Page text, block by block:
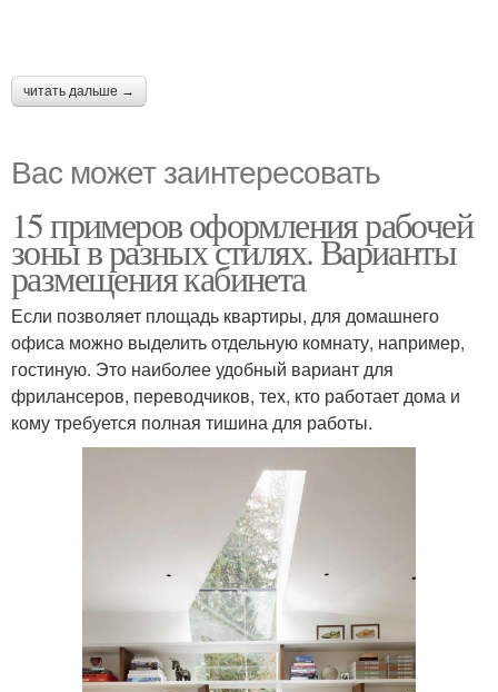
читать дальше →
Вас может заинтересовать
15 примеров оформления рабочей
зоны в разных стилях. Варианты
размещения кабинета
Если позволяет площадь квартиры, для домашнего
офиса можно выделить отдельную комнату, например,
гостиную. Это наиболее удобный вариант для
фрилансеров, переводчиков, тех, кто работает дома и
кому требуется полная тишина для работы.